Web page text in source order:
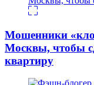
Мошенники
Москвы, чтобы
квартиру